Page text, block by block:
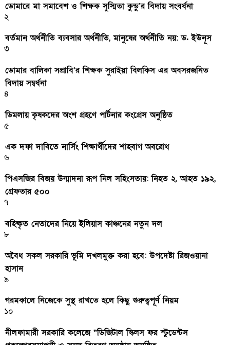
ডোমারে মা সমাবেশ ও শিক্ষক সুস্মিতা কুন্ডু’র বিদায় সংবর্ধনা
২
বর্তমান অর্থনীতি ব্যবসার অর্থনীতি, মানুষের অর্থনীতি নয়: ড. ইউনূস
৩
ডোমার বালিকা সপ্রাবি’র শিক্ষক সুরাইয়া বিলকিস এর অবসরজনিত
বিদায় সম্বর্ধনা
৪
ডিমলায় কৃষকদের অংশ গ্রহণে পার্টনার কংগ্রেস অনুষ্ঠিত
৫
এক দফা দাবিতে নার্সিং শিক্ষার্থীদের শাহবাগ অবরোধ
৬
পিএসজির বিজয় উন্মাদনা রূপ নিল সহিংসতায়: নিহত ২, আহত ১৯২,
গ্রেফতার ৫০০
৭
বহিষ্কৃত নেতাদের নিয়ে ইলিয়াস কাঞ্চনের নতুন দল
৮
অবৈধ সকল সরকারি ভূমি দখলমুক্ত করা হবে: উপদেষ্টা রিজওয়ানা
হাসান
৯
গরমকালে নিজেকে সুস্থ রাখতে হলে কিছু গুরুত্বপূর্ণ নিয়ম
১০
নীলফামারী সরকারি কলেজে “ডিজিটাল স্কিলস ফর স্টুডেন্টস